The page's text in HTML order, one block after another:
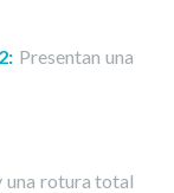
Presentan una
rotura total